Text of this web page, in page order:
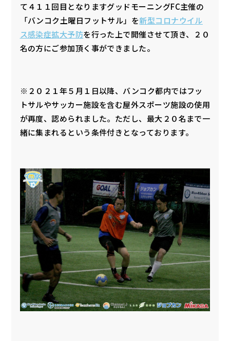
て４１１回目となりますグッドモーニングFC主催の
「バンコク土曜日フットサル」を新型コロナウイル
ス感染症拡大予防を行った上で開催させて頂き、２０
名の方にご参加頂く事ができました。
※２０２１年５月１日以降、バンコク都内ではフッ
トサルやサッカー施設を含む屋外スポーツ施設の使用
が再度、認められました。ただし、最大２０名まで一
緒に集まれるという条件付きとなっております。